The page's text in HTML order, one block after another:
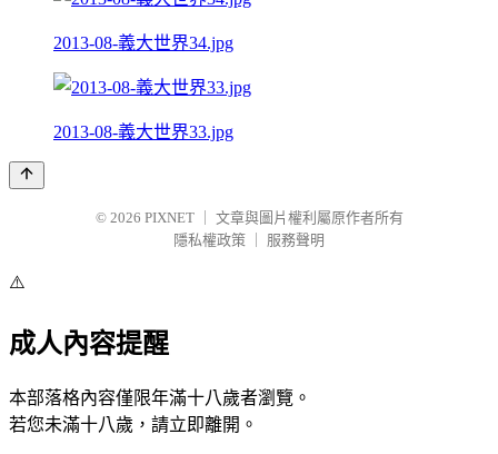
2013-08-義大世界34.jpg
2013-08-義大世界33.jpg
© 2026 PIXNET
文章與圖片權利屬原作者所有
隱私權政策
服務聲明
⚠️
成人內容提醒
本部落格內容僅限年滿十八歲者瀏覽。
若您未滿十八歲，請立即離開。